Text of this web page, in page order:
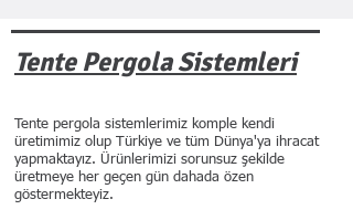
Tente Pergola Sistemleri
Tente pergola sistemlerimiz komple kendi
üretimimiz olup Türkiye ve tüm Dünya'ya ihracat
yapmaktayız. Ürünlerimizi sorunsuz şekilde
üretmeye her geçen gün dahada özen
göstermekteyiz.